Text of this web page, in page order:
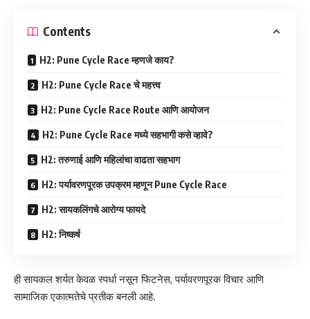
Contents
H2: Pune Cycle Race म्हणजे काय?
H2: Pune Cycle Race चे महत्त्व
H2: Pune Cycle Race Route आणि आयोजन
H2: Pune Cycle Race मध्ये सहभागी कसे व्हावे?
H2: तरुणाई आणि महिलांचा वाढता सहभाग
H2: पर्यावरणपूरक उपक्रम म्हणून Pune Cycle Race
H2: सायकलिंगचे आरोग्य फायदे
H2: निष्कर्ष
ही सायकल शर्यत केवळ स्पर्धा नसून फिटनेस, पर्यावरणपूरक विचार आणि
सामाजिक एकात्मतेचे प्रतीक बनली आहे.